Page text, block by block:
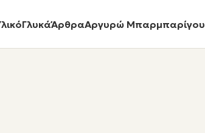
ΓλυκάΆρθραΑργυρώ Μπαρμπαρίγου